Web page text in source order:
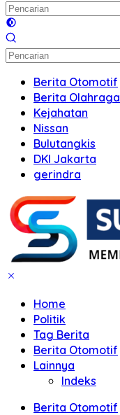
Berita Otomotif
Berita Olahraga
Kejahatan
Nissan
Bulutangkis
DKI Jakarta
gerindra
Home
Politik
Tag Berita
Berita Otomotif
Lainnya
Indeks
Berita Otomotif